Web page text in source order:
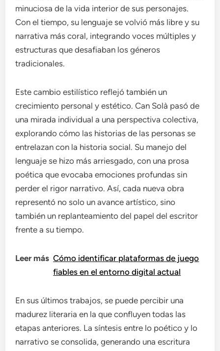
minuciosa de la vida interior de sus personajes.
Con el tiempo, su lenguaje se volvió más libre y su
narrativa más coral, integrando voces múltiples y
estructuras que desafiaban los géneros
tradicionales.
Este cambio estilístico reflejó también un
crecimiento personal y estético. Can Solà pasó de
una mirada individual a una perspectiva colectiva,
explorando cómo las historias de las personas se
entrelazan con la historia social. Su manejo del
lenguaje se hizo más arriesgado, con una prosa
poética que evocaba emociones profundas sin
perder el rigor narrativo. Así, cada nueva obra
representó no solo un avance artístico, sino
también un replanteamiento del papel del escritor
frente a su tiempo.
Leer más Cómo identificar plataformas de juego
fiables en el entorno digital actual
En sus últimos trabajos, se puede percibir una
madurez literaria en la que confluyen todas las
etapas anteriores. La síntesis entre lo poético y lo
narrativo se consolida, generando una escritura